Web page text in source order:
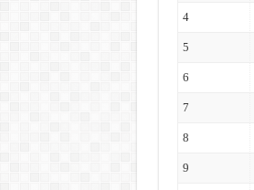
4
5
6
7
8
9